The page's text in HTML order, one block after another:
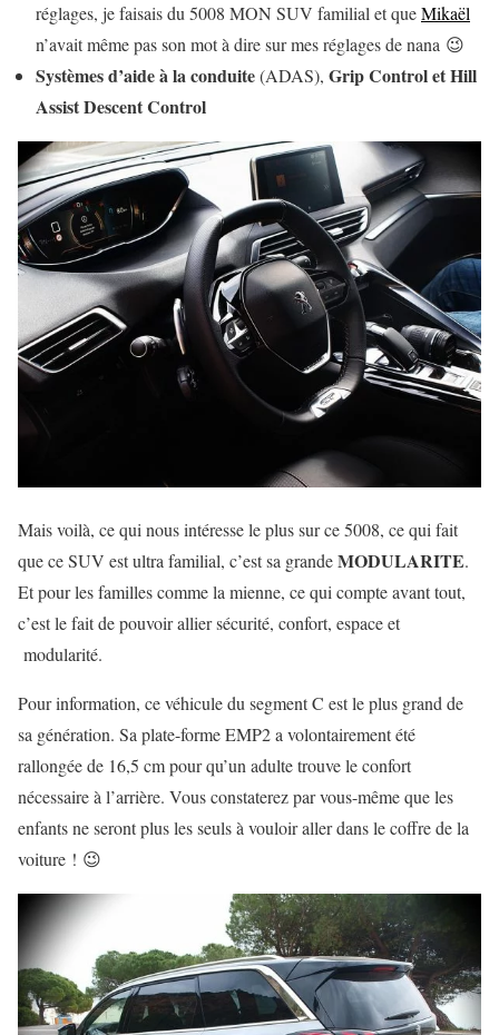
réglages, je faisais du 5008 MON SUV familial et queMikaël
n’avait même pas son mot à dire sur mes réglages de nana 😉
Systèmes d’aide à la conduite(ADAS), Grip Control et Hill
Assist Descent Control
Mais voilà, ce qui nous intéresse le plus sur ce 5008, ce qui fait
que ce SUV est ultra familial, c’est sa grandeMODULARITE.
Et pour les familles comme la mienne, ce qui compte avant tout,
c’est le fait de pouvoir alliersécurité, confort, espace et
modularité.
Pour information, ce véhicule du segment C est le plus grand de
sa génération. Sa plate-forme EMP2 a volontairement été
rallongée de 16,5 cm pour qu’un adulte trouve le confort
nécessaire à l’arrière. Vous constaterez par vous-même que les
enfants ne seront plus les seuls à vouloir aller dans le coffre de la
voiture ! 😉